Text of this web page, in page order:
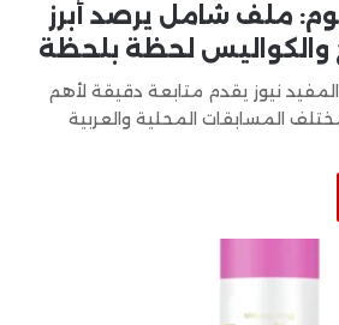
ملف شامل يرصد أبرز
والكواليس لحظة بلحظة
نيوز يقدم متابعة دقيقة لأهم
المسابقات المحلية والعربية